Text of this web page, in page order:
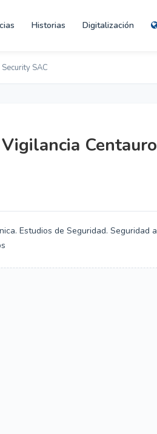
Historias Digitalización
SAC
Centauro
Estudios de Seguridad. Seguridad a